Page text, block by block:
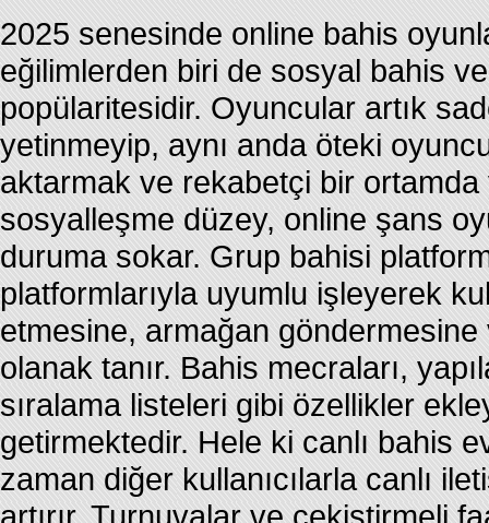
2025 senesinde online bahis
eğilimlerden biri de sosyal bahis
popülaritesidir. Oyuncular artık
yetinmeyip, aynı anda öteki
aktarmak ve rekabetçi bir
sosyalleşme düzey, online şans
duruma sokar. Grup bahisi
platformlarıyla uyumlu işleyerek
etmesine, armağan göndermesine
olanak tanır. Bahis mecraları,
sıralama listeleri gibi özellikler
getirmektedir. Hele ki canlı bahis
zaman diğer kullanıcılarla canlı
artırır. Turnuvalar ve çekiştirmeli